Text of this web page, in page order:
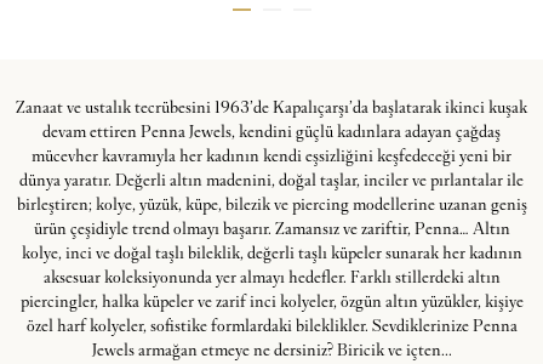
Zanaat ve ustalık tecrübesini 1963’de Kapalıçarşı’da başlatarak ikinci kuşak
devam ettiren Penna Jewels, kendini güçlü kadınlara adayan çağdaş
mücevher kavramıyla her kadının kendi eşsizliğini keşfedeceği yeni bir
dünya yaratır. Değerli altın madenini, doğal taşlar, inciler ve pırlantalar ile
birleştiren; kolye, yüzük, küpe, bilezik ve piercing modellerine uzanan geniş
ürün çeşidiyle trend olmayı başarır. Zamansız ve zariftir, Penna… Altın
kolye, inci ve doğal taşlı bileklik, değerli taşlı küpeler sunarak her kadının
aksesuar koleksiyonunda yer almayı hedefler. Farklı stillerdeki altın
piercingler, halka küpeler ve zarif inci kolyeler, özgün altın yüzükler, kişiye
özel harf kolyeler, sofistike formlardaki bileklikler. Sevdiklerinize Penna
Jewels armağan etmeye ne dersiniz? Biricik ve içten...